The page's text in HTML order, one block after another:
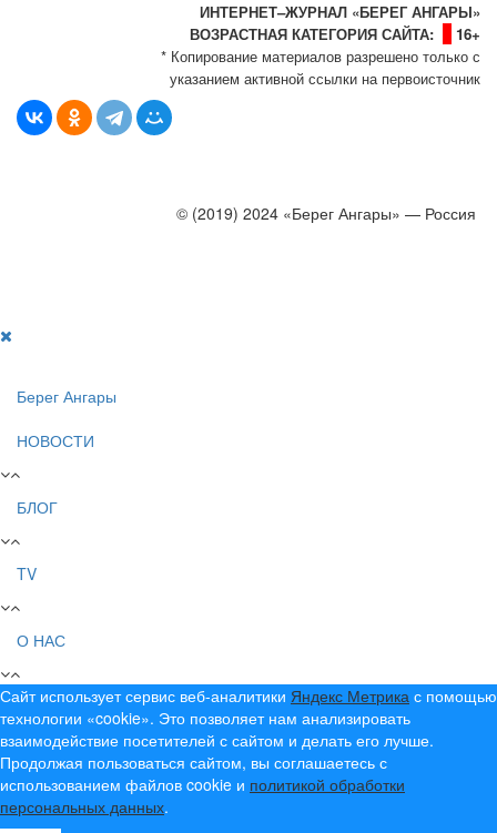
ИНТЕРНЕТ–ЖУРНАЛ «БЕРЕГ АНГАРЫ»
ВОЗРАСТНАЯ КАТЕГОРИЯ САЙТА:
16+
* Копирование материалов разрешено только с
указанием активной ссылки на первоисточник
© (2019) 2024 «Берег Ангары» — Россия
Берег Ангары
НОВОСТИ
БЛОГ
TV
О НАС
Сайт использует сервис веб-аналитики Яндекс Метрика с помощью
технологии «cookie». Это позволяет нам анализировать
взаимодействие посетителей с сайтом и делать его лучше.
Продолжая пользоваться сайтом, вы соглашаетесь с
использованием файлов cookie и политикой обработки
персональных данных.